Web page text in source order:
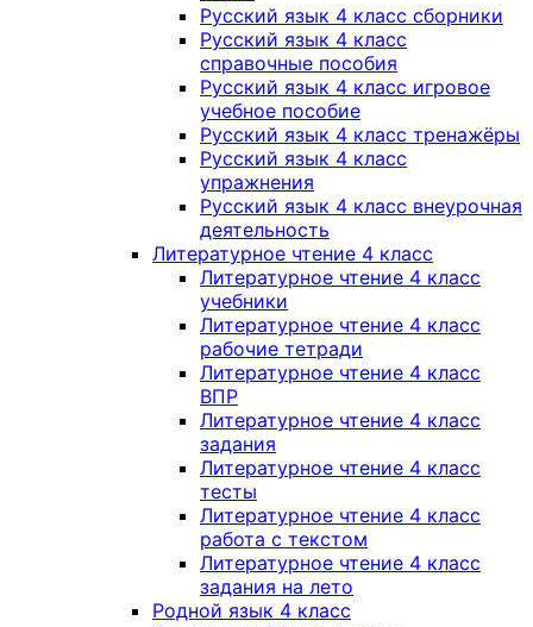
Русский язык 4 класс сборники
Русский язык 4 класс
справочные пособия
Русский язык 4 класс игровое
учебное пособие
Русский язык 4 класс тренажёры
Русский язык 4 класс
упражнения
Русский язык 4 класс внеурочная
деятельность
Литературное чтение 4 класс
Литературное чтение 4 класс
учебники
Литературное чтение 4 класс
рабочие тетради
Литературное чтение 4 класс
ВПР
Литературное чтение 4 класс
задания
Литературное чтение 4 класс
тесты
Литературное чтение 4 класс
работа с текстом
Литературное чтение 4 класс
задания на лето
Родной язык 4 класс